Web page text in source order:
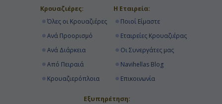
Κρουαζιέρες:
Όλες οι Κρουαζιέρες
Ανά Προορισμό
Ανά Διάρκεια
Από Πειραιά
Κρουαζιερόπλοια
Η Εταιρεία:
Ποιοί Είμαστε
Εταιρείες Κρουαζιέρας
Οι Συνεργάτες μας
Navihellas Blog
Επικοινωνία
Εξυπηρέτηση: